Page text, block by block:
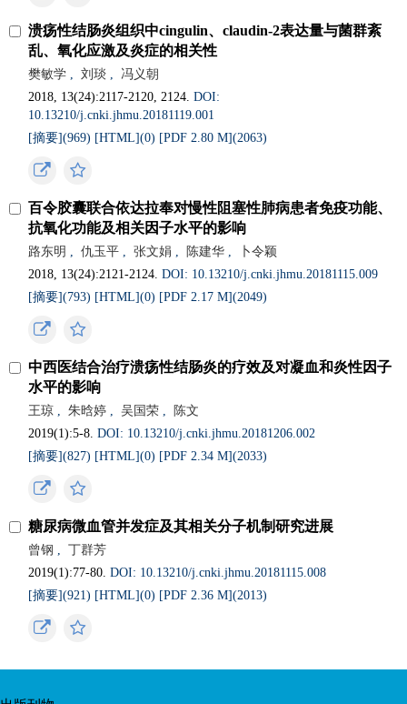
溃疡性结肠炎组织中cingulin、claudin-2表达量与菌群紊
乱、氧化应激及炎症的相关性
樊敏学 , 刘琰 ,
冯义朝
2018, 13(24):2117-2120, 2124.DOI:
10.13210/j.cnki.jhmu.20181119.001
[摘要](969) [HTML](0) [PDF 2.80 M](2063)
百令胶囊联合依达拉奉对慢性阻塞性肺病患者免疫功能、
抗氧化功能及相关因子水平的影响
路东明 , 仇玉平 , 张文娟 , 陈建华 ,
卜令颖
2018, 13(24):2121-2124.DOI: 10.13210/j.cnki.jhmu.20181115.009
[摘要](793) [HTML](0) [PDF 2.17 M](2049)
中西医结合治疗溃疡性结肠炎的疗效及对凝血和炎性因子
水平的影响
王琼 , 朱晗婷 , 吴国荣 ,
陈文
2019(1):5-8.DOI: 10.13210/j.cnki.jhmu.20181206.002
[摘要](827) [HTML](0) [PDF 2.34 M](2033)
糖尿病微血管并发症及其相关分子机制研究进展
曾钢 ,
丁群芳
2019(1):77-80.DOI: 10.13210/j.cnki.jhmu.20181115.008
[摘要](921) [HTML](0) [PDF 2.36 M](2013)